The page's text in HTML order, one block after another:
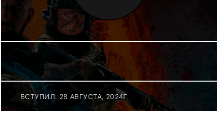
ВСТУПИЛ: 28 АВГУСТА, 2024Г